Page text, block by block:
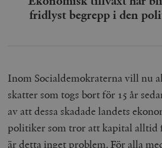
fridlyst begrepp i den
Inom Socialdemokraterna vill nu
skatter som togs bort för 15 år
av att dessa skadade landets
politiker som tror att kapital
är detta inget problem. För alla